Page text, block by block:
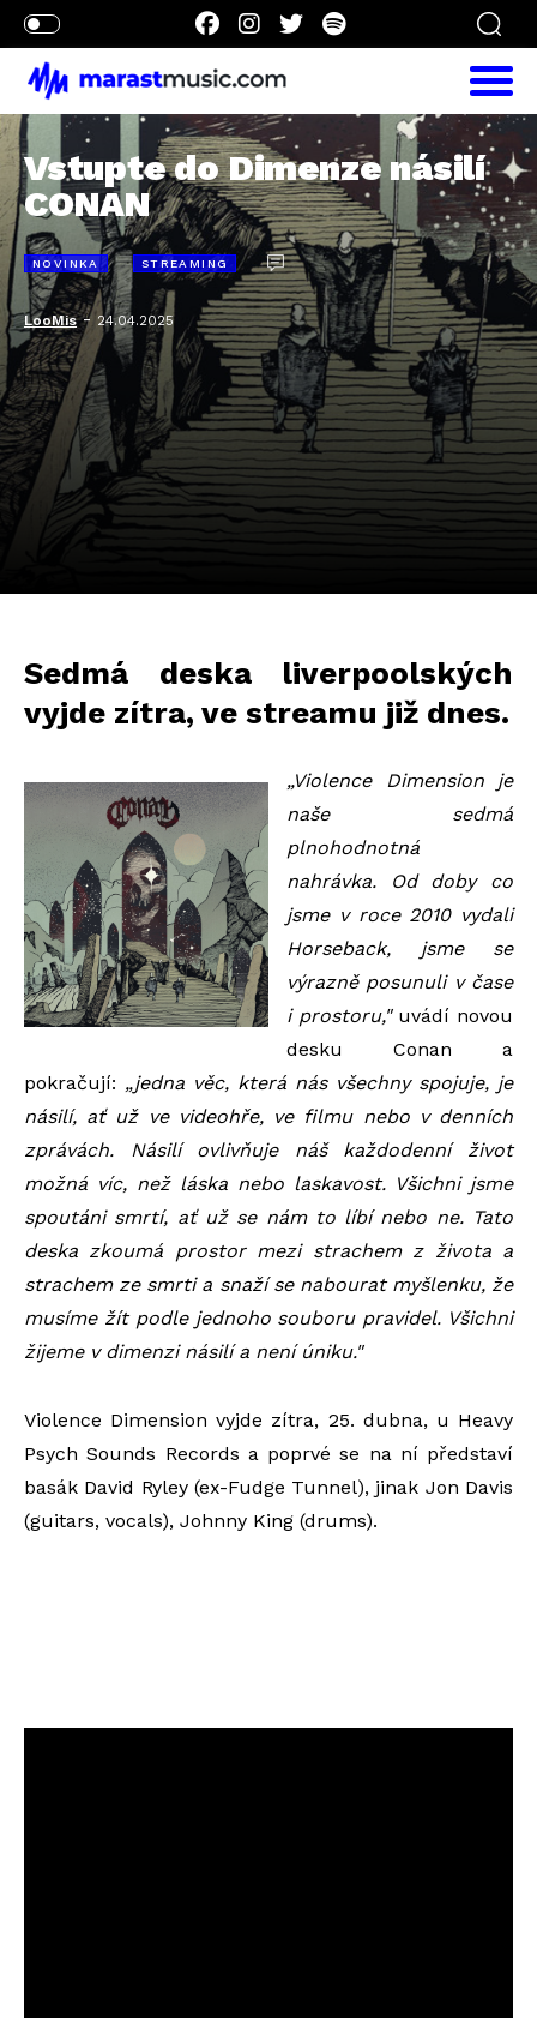
Vstupte do Dimenze násilí
CONAN
NOVINKA STREAMING
LooMis- 24.04.2025
Sedmá deska liverpoolských
vyjde zítra, ve streamu již dnes.
„Violence Dimension je
naše sedmá
plnohodnotná
nahrávka. Od doby co
jsme v roce 2010 vydali
Horseback, jsme se
výrazně posunuli v čase
i prostoru," uvádí novou
desku Conan a
pokračují: „jedna věc, která nás všechny spojuje, je
násilí, ať už ve videohře, ve filmu nebo v denních
zprávách. Násilí ovlivňuje náš každodenní život
možná víc, než láska nebo laskavost. Všichni jsme
spoutáni smrtí, ať už se nám to líbí nebo ne. Tato
deska zkoumá prostor mezi strachem z života a
strachem ze smrti a snaží se nabourat myšlenku, že
musíme žít podle jednoho souboru pravidel. Všichni
žijeme v dimenzi násilí a není úniku."
Violence Dimension vyjde zítra, 25. dubna, u Heavy
Psych Sounds Records a poprvé se na ní představí
basák David Ryley (ex-Fudge Tunnel), jinak Jon Davis
(guitars, vocals), Johnny King (drums).